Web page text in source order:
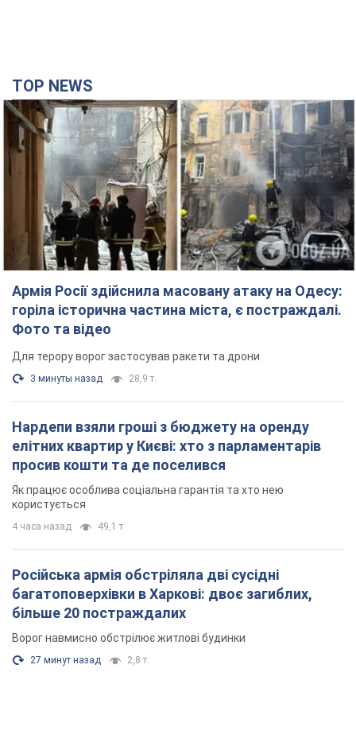
Армія Росії здійснила масовану атаку на Одесу:
горіла історична частина міста, є постраждалі.
Фото та відео
Для терору ворог застосував ракети та дрони
3 минуты назад 28,9 т.
Нардепи взяли гроші з бюджету на оренду
елітних квартир у Києві: хто з парламентарів
просив кошти та де поселився
Як працює особлива соціальна гарантія та хто нею
користується
4 часа назад
Російська армія обстріляла дві сусідні
багатоповерхівки в Харкові: двоє загиблих,
більше 20 постраждалих
Ворог навмисно обстрілює житлові будинки
27 минут назад 2,8 т.